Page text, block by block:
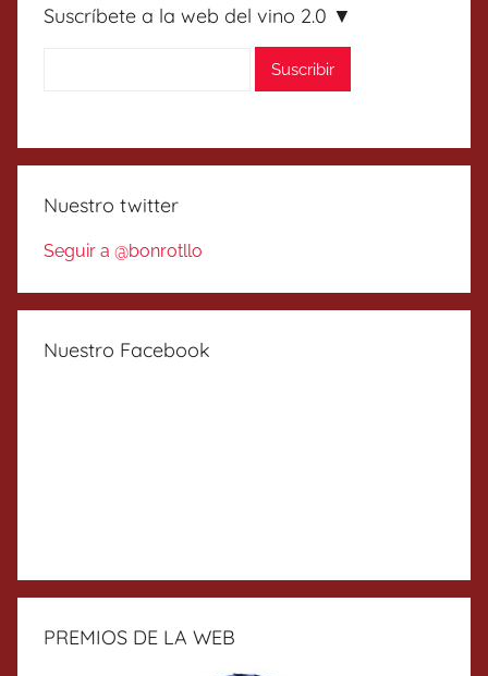
Suscríbete a la web del vino 2.0 ▼
Nuestro twitter
Seguir a @bonrotllo
Nuestro Facebook
PREMIOS DE LA WEB